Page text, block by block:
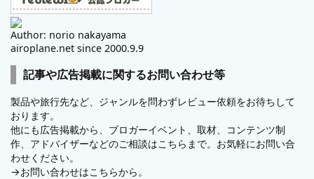
Author: norio nakayama
airoplane.net since 2000.9.9
記事や広告掲載に関するお問い合わせ等
製品や旅行先など、ジャンルを問わずレビュー依頼をお待ちして
おります。
他にも広告掲載から、ブロガーイベント、取材、コンテンツ制
作、アドバイザーなどのご相談はこちらまで。お気軽にお問い合
わせください。
→お問い合わせはこちらから。